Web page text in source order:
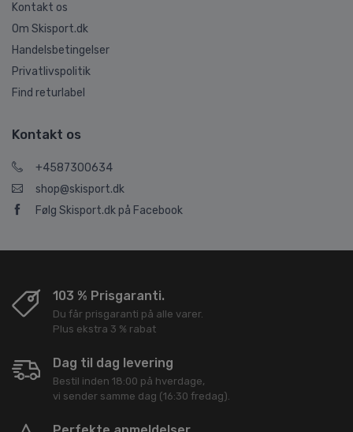
Kontakt os
Om Skisport.dk
Handelsbetingelser
Privatlivspolitik
Find returlabel
Kontakt os
+4587300634
shop@skisport.dk
Følg Skisport.dk på Facebook
103 % Prisgaranti.
Du får prisgaranti på alle varer.
Plus ekstra 3 % rabat
Dag til dag levering
Bestil inden 18:00 på hverdage,
vi sender samme dag (16:30 fredag).